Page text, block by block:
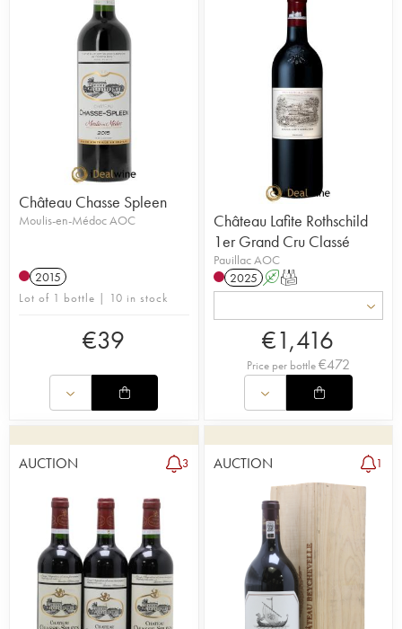
Château Chasse Spleen
Moulis-en-Médoc AOC
2015
Lot of 1 bottle | 10 in stock
€39
Château Lafite Rothschild
1er Grand Cru Classé
Pauillac AOC
2025 AT
€1,416
Price per bottle€472
AUCTION 3 AUCTION 1